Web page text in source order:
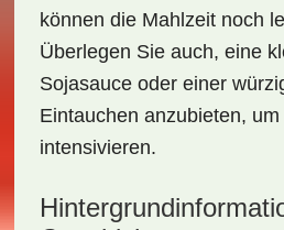
können die Mahlzeit noch
Überlegen Sie auch, eine
Sojasauce oder einer
Eintauchen anzubieten,
intensivieren.